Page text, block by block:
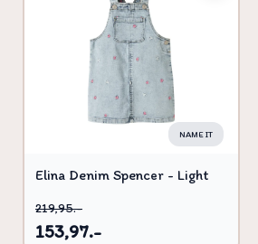
NAME IT
Elina Denim Spencer - Light
219,95.-
153,97.-